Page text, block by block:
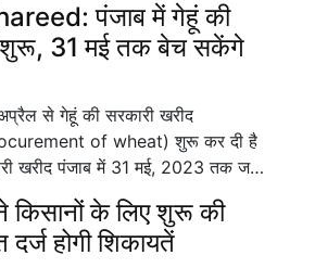
पंजाब में गेहूं की
शुरू, 31 मई तक बेच सकेंगे
से गेहूं की सरकारी खरीद
of wheat) शुरू कर दी है
खरीद पंजाब में 31 मई, 2023 तक ज…
किसानों के लिए शुरू की
होगी शिकायतें